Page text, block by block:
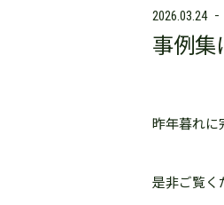
2026.03.24
事例
昨年暮れに
是非ご覧く